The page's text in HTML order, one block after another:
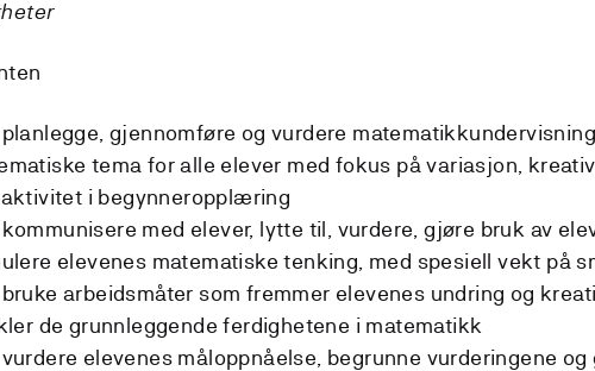
gjennomføre og vurdere
tema for alle elever med fokus på variasjon,
i begynneropplæring
med elever, lytte til, vurdere, gjøre bruk av
elevenes matematiske tenking, med spesiell vekt på
arbeidsmåter som fremmer elevenes undring og
de grunnleggende ferdighetene i matematikk
elevenes måloppnåelse, begrunne vurderingene og